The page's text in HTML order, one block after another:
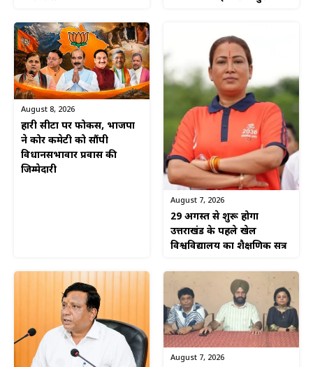
August 8, 2026
हारी सीटों पर फोकस, भाजपा
ने कोर कमेटी को सौंपी
विधानसभावार प्रवास की
जिम्मेदारी
August 7, 2026
29 अगस्त से शुरू होगा
उत्तराखंड के पहले खेल
विश्वविद्यालय का शैक्षणिक सत्र
August 7, 2026